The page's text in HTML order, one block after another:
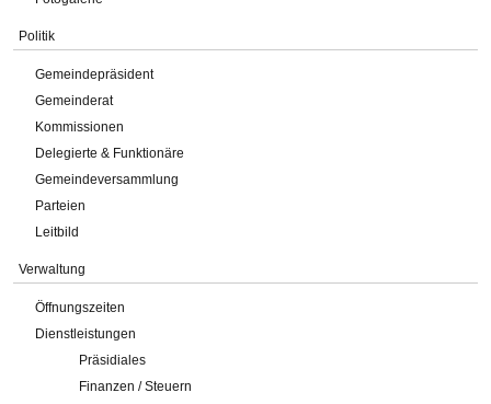
Politik
Gemeindepräsident
Gemeinderat
Kommissionen
Delegierte & Funktionäre
Gemeindeversammlung
Parteien
Leitbild
Verwaltung
Öffnungszeiten
Dienstleistungen
Präsidiales
Finanzen / Steuern